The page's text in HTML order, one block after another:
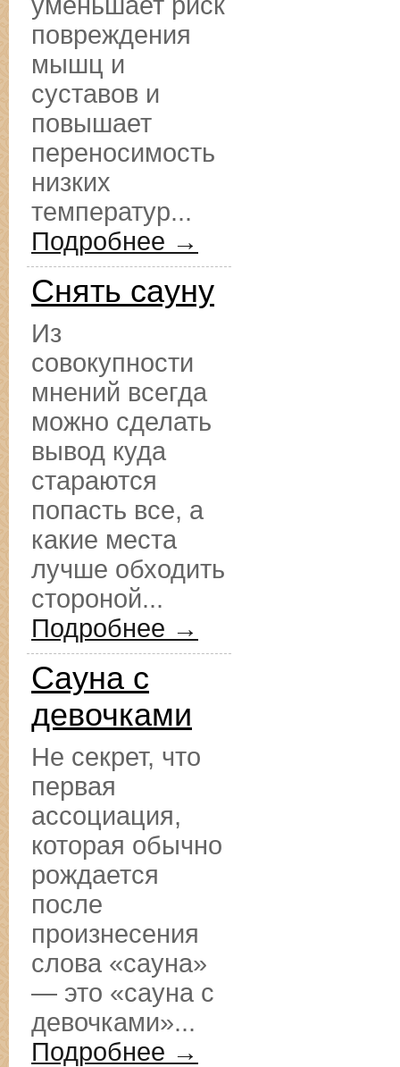
повреждения
мышц и
суставов и
повышает
переносимость
низких
температур...
Подробнее →
Снять сауну
Из
совокупности
мнений всегда
можно сделать
вывод куда
стараются
попасть все, а
какие места
лучше обходить
стороной...
Подробнее →
Сауна с
девочками
Не секрет, что
первая
ассоциация,
которая обычно
рождается
после
произнесения
слова «сауна»
— это «сауна с
девочками»...
Подробнее →